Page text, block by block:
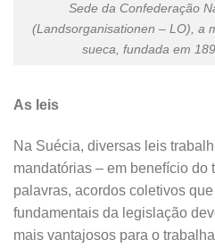
Sede da Confederação
(Landsorganisationen – LO), a
sueca, fundada em
As leis
Na Suécia, diversas leis
mandatórias – em benefício do
palavras, acordos coletivos
fundamentais da legislação
mais vantajosos para o